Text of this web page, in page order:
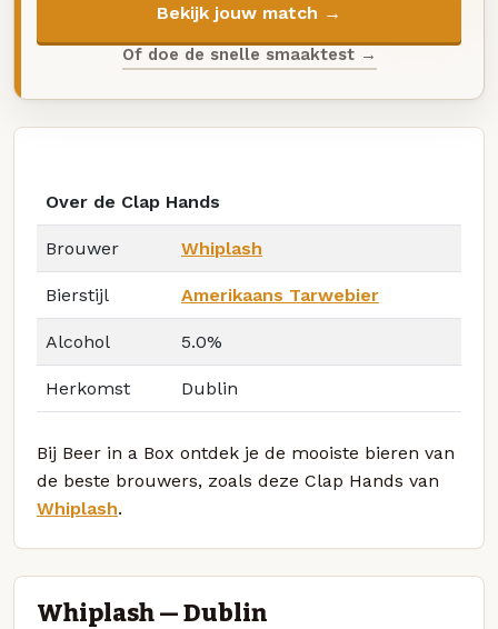
Bekijk jouw match →
Of doe de snelle smaaktest →
Over de Clap Hands
Brouwer Whiplash
Bierstijl Amerikaans Tarwebier
Alcohol 5.0%
Herkomst Dublin
Bij Beer in a Box ontdek je de mooiste bieren van
de beste brouwers, zoals deze Clap Hands van
Whiplash.
Whiplash — Dublin